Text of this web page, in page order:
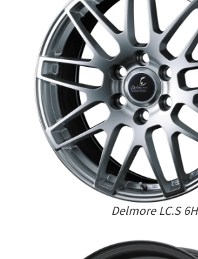
Delmore LC.S 6H